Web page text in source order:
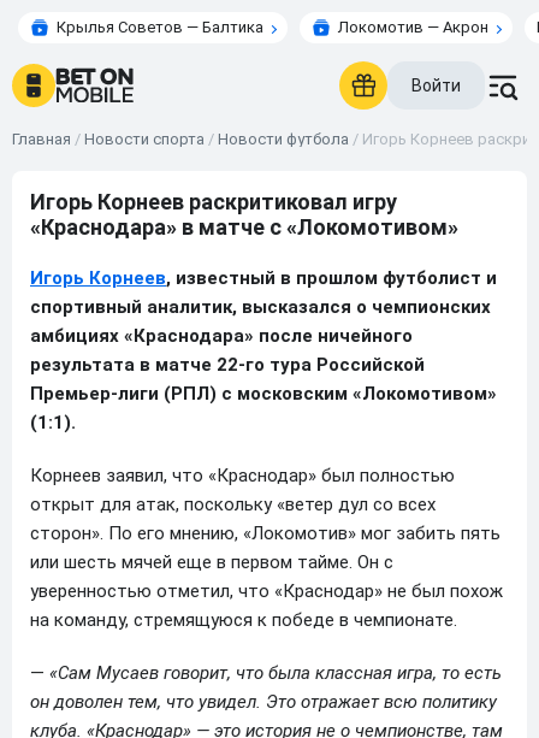
Крылья Советов — Балтика Локомотив — Акрон
Войти
Главная / Новости спорта / Новости футбола / Игорь Корнеев
Игорь Корнеев раскритиковал игру
«Краснодара» в матче с «Локомотивом»
Игорь Корнеев, известный в прошлом футболист и
спортивный аналитик, высказался о чемпионских
амбициях «Краснодара» после ничейного
результата в матче 22-го тура Российской
Премьер-лиги (РПЛ) с московским «Локомотивом»
(1:1).
Корнеев заявил, что «Краснодар» был полностью
открыт для атак, поскольку «ветер дул со всех
сторон». По его мнению, «Локомотив» мог забить пять
или шесть мячей еще в первом тайме. Он с
уверенностью отметил, что «Краснодар» не был похож
на команду, стремящуюся к победе в чемпионате.
— «Сам Мусаев говорит, что была классная игра, то есть
он доволен тем, что увидел. Это отражает всю политику
клуба. «Краснодар» — это история не о чемпионстве, там